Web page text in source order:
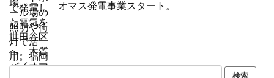
オマス発電事業スタート。